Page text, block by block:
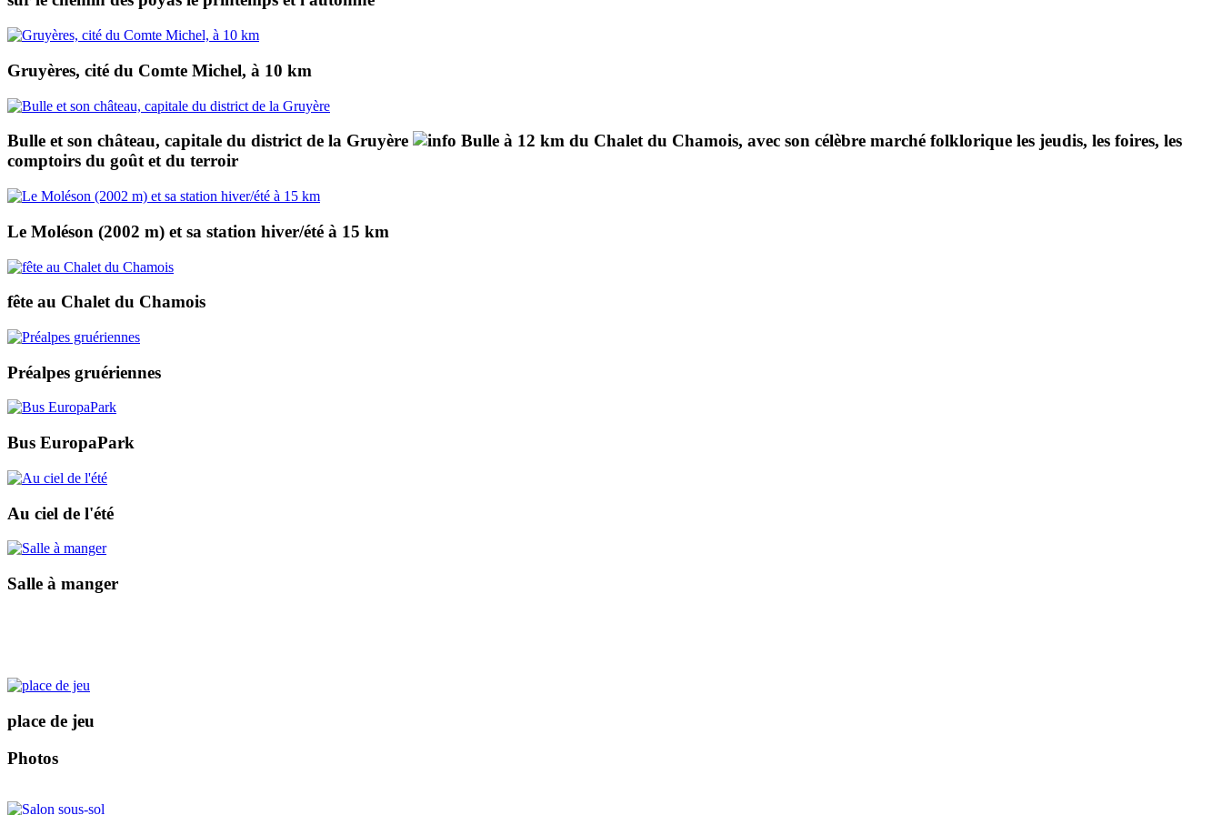
Gruyères, cité du Comte Michel, à 10 km
Bulle et son château, capitale du district de la Gruyère
Bulle à 12 km du Chalet du Chamois, avec son célèbre marché folklorique les jeudis, les foires, les
comptoirs du goût et du terroir
Le Moléson (2002 m) et sa station hiver/été à 15 km
fête au Chalet du Chamois
Préalpes gruériennes
Bus EuropaPark
Au ciel de l'été
Salle à manger
place de jeu
Photos